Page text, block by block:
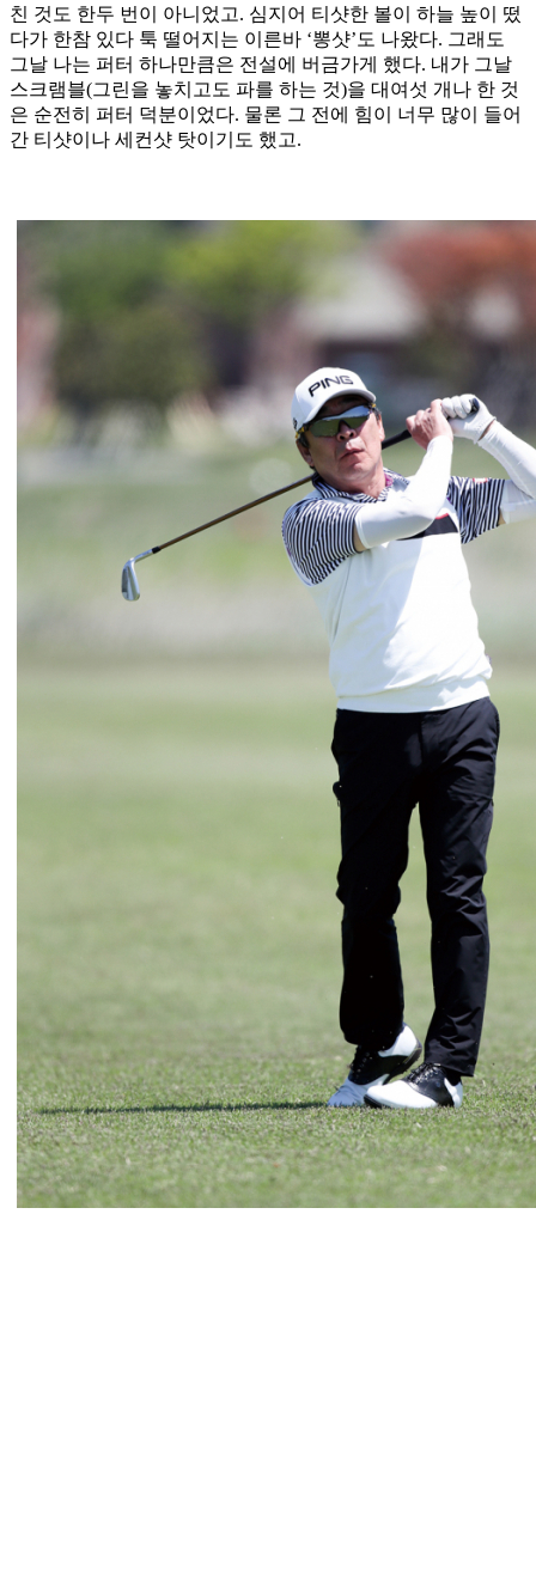
친 것도 한두 번이 아니었고. 심지어 티샷한 볼이 하늘 높이 떴
다가 한참 있다 툭 떨어지는 이른바 ‘뽕샷’도 나왔다. 그래도
그날 나는 퍼터 하나만큼은 전설에 버금가게 했다. 내가 그날
스크램블(그린을 놓치고도 파를 하는 것)을 대여섯 개나 한 것
은 순전히 퍼터 덕분이었다. 물론 그 전에 힘이 너무 많이 들어
간 티샷이나 세컨샷 탓이기도 했고.